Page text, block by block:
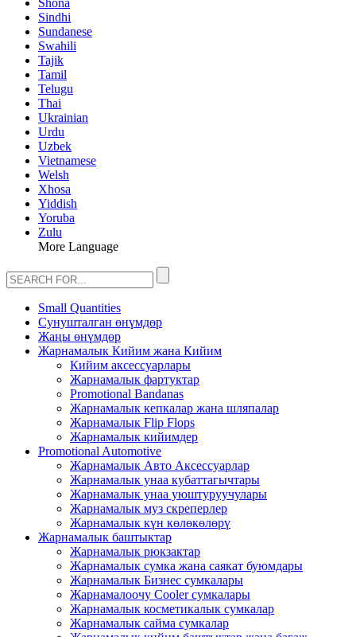
Shona
Sindhi
Sundanese
Swahili
Tajik
Tamil
Telugu
Thai
Ukrainian
Urdu
Uzbek
Vietnamese
Welsh
Xhosa
Yiddish
Yoruba
Zulu
More Language
Small Quantities
Сунушталган өнүмдөр
Жаңы өнүмдөр
Жарнамалык Кийим жана Кийим
Кийим аксессуарлары
Жарнамалык фартуктар
Promotional Bandanas
Жарнамалык кепкалар жана шляпалар
Жарнамалык Flip Flops
Жарнамалык кийимдер
Promotional Automotive
Жарнамалык Авто Аксессуарлар
Жарнамалык унаа кубаттагычтары
Жарнамалык унаа уюштуруучулары
Жарнамалык муз скреперлер
Жарнамалык күн көлөкөлөрү
Жарнамалык баштыктар
Жарнамалык рюкзактар
Жарнамалык сумка жана саякат буюмдары
Жарнамалык Бизнес сумкалары
Жарнамалоочу Cooler сумкалары
Жарнамалык косметикалык сумкалар
Жарнамалык сайма сумкалар